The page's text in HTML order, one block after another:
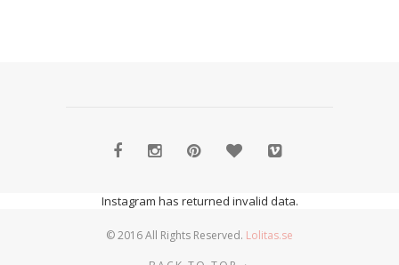
Instagram has returned invalid data.
© 2016 All Rights Reserved. Lolitas.se